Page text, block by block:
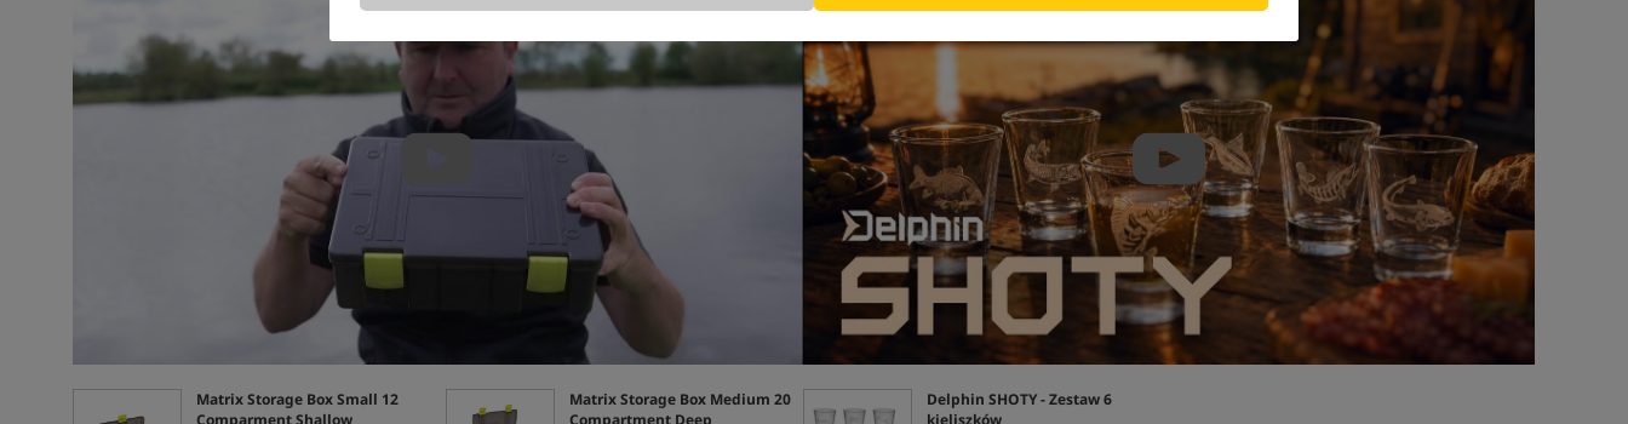
Matrix Storage Box Small 12
Comparment Shallow
Matrix Storage Box Medium 20
Compartment Deep
Delphin SHOTY - Zestaw 6
kieliszków